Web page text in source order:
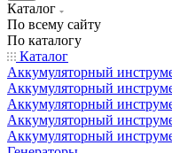
Каталог
По всему сайту
По каталогу
Каталог
Аккумуляторный
Аккумуляторный
Аккумуляторный
Аккумуляторный
Аккумуляторный